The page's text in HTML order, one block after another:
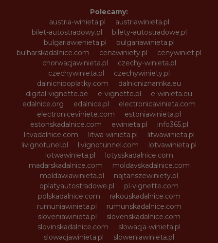
Polecamy:
austria-winieta.pl
austriawinieta.pl
bilet-autostradowy.pl
bilety-autostradowe.pl
bulgariawienieta.pl
bulgariawinieta.pl
bulharskadalnice.com
cenawiniety.pl
cenywiniet.pl
chorwacjawinieta.pl
czechy-winieta.pl
czechywinieta.pl
czechywiniety.pl
dalnicnipoplatky.com
dalnicniznamka.eu
digital-vignette.de
e-vignette.pl
e-winieta.eu
edalnice.org
edalnice.pl
electronicavinieta.com
electroniceviniete.com
estoniawinieta.pl
estonskadalnice.com
ewinieta.pl
info365.pl
litvadalnice.com
litwa-winieta.pl
litwawinieta.pl
livignotunel.pl
livignotunnel.com
lotvawinieta.pl
lotwawinieta.pl
lotysskadalnice.com
madarskadalnice.com
moldavskadalnice.com
moldawiawinieta.pl
najtanszewiniety.pl
oplatyautostradowe.pl
pl-vignette.com
polskadalnice.com
rakouskadalnice.com
rumuniawinieta.pl
rumunskadalnice.com
sloveniawinieta.pl
slovenskadalnice.com
slovinskadalnice.com
slowacja-winieta.pl
slowacjawinieta.pl
sloweniawinieta.pl